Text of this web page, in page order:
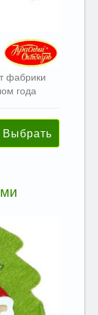
фабрики
года